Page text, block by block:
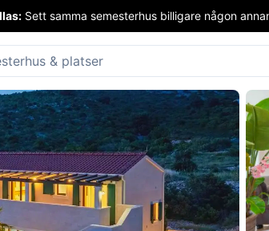
Sett samma semesterhus billigare någon